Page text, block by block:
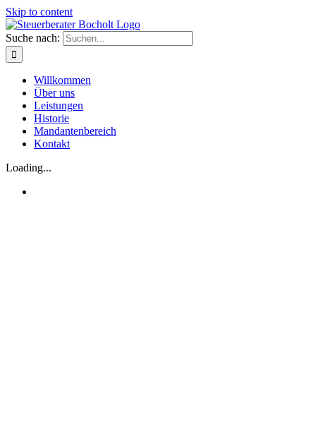
Skip to content
Suche nach:
Willkommen
Über uns
Leistungen
Historie
Mandantenbereich
Kontakt
Loading...